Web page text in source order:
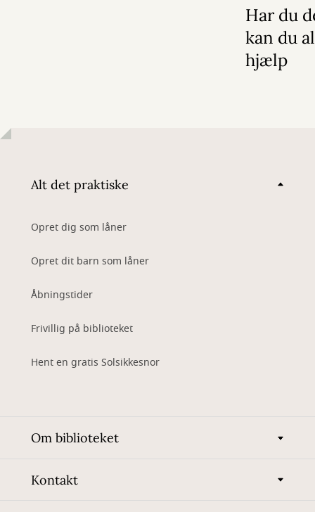
2026
Har du
kan du
hjælp
Alt det praktiske
Opret dig som låner
Opret dit barn som låner
Åbningstider
Frivillig på biblioteket
Hent en gratis Solsikkesnor
Om biblioteket
Kontakt